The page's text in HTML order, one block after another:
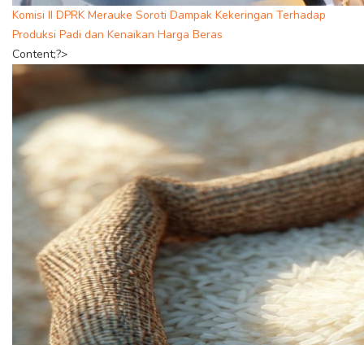
Komisi II DPRK Merauke Soroti Dampak Kekeringan Terhadap
Produksi Padi dan Kenaikan Harga Beras
Content;?>